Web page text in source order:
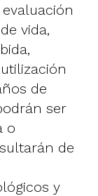
vida,
de
ser
o
de
y